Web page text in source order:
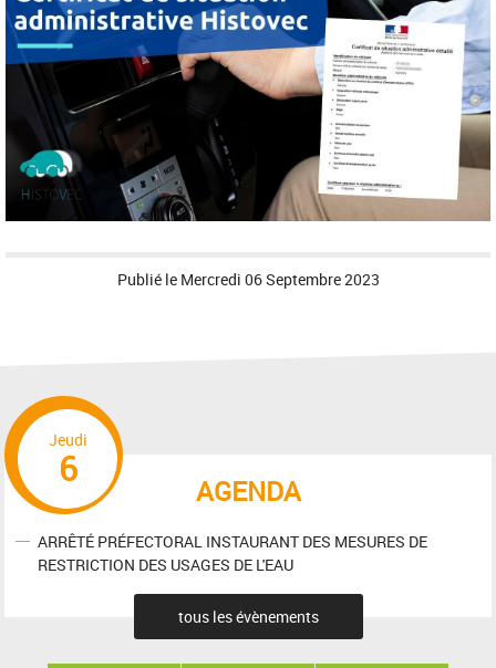
Publié le Mercredi 06 Septembre 2023
AGENDA
Jeudi
6
ARRÊTÉ PRÉFECTORAL INSTAURANT DES MESURES DE
RESTRICTION DES USAGES DE L'EAU
tous les évènements